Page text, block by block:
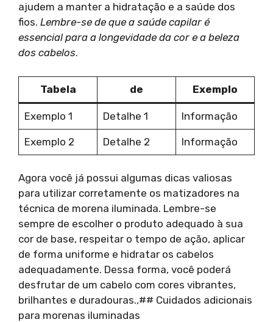
ajudem a manter a hidratação e a saúde dos
fios. Lembre-se de que a saúde capilar é
essencial para a longevidade da cor e a beleza
dos cabelos.
Tabela de Exemplo
Exemplo 1 Detalhe 1 Informação
Exemplo 2 Detalhe 2 Informação
Agora você já possui algumas dicas valiosas
para utilizar corretamente os matizadores na
técnica de morena iluminada. Lembre-se
sempre de escolher o produto adequado à sua
cor de base, respeitar o tempo de ação, aplicar
de forma uniforme e hidratar os cabelos
adequadamente. Dessa forma, você poderá
desfrutar de um cabelo com cores vibrantes,
brilhantes e duradouras.,## Cuidados adicionais
para morenas iluminadas